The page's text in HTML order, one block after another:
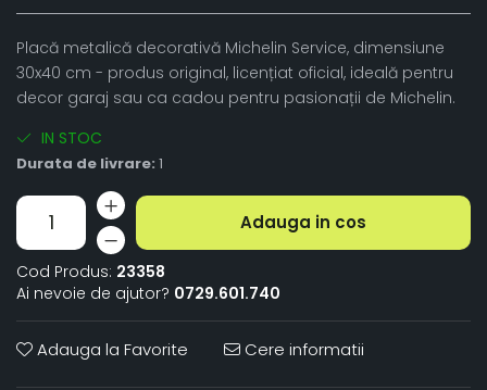
Placă metalică decorativă Michelin Service, dimensiune
30x40 cm - produs original, licențiat oficial, ideală pentru
decor garaj sau ca cadou pentru pasionații de Michelin.
IN STOC
Durata de livrare: 1
Adauga in cos
Cod Produs: 23358
Ai nevoie de ajutor? 0729.601.740
Adauga la Favorite Cere informatii